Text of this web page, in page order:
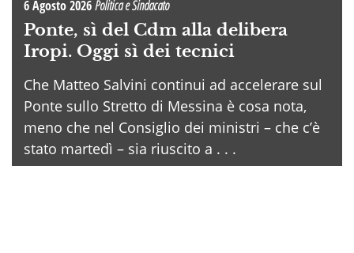
6 Agosto 2026Politica e Sindacato
Ponte, sì del Cdm alla delibera
Iropi. Oggi sì dei tecnici
Che Matteo Salvini continui ad accelerare sul
Ponte sullo Stretto di Messina è cosa nota,
meno che nel Consiglio dei ministri – che c’è
stato martedì – sia riuscito a . . .